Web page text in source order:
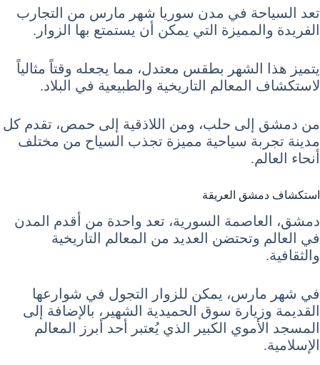
تعد السياحة في مدن سوريا شهر مارس من التجارب
الفريدة والمميزة التي يمكن أن يستمتع بها الزوار.
يتميز هذا الشهر بطقس معتدل، مما يجعله وقتاً مثالياً
لاستكشاف المعالم التاريخية والطبيعية في البلاد.
من دمشق إلى حلب، ومن اللاذقية إلى حمص، تقدم كل
مدينة تجربة سياحية مميزة تجذب السياح من مختلف
أنحاء العالم.
استكشاف دمشق العريقة
دمشق، العاصمة السورية، تعد واحدة من أقدم المدن
في العالم وتحتضن العديد من المعالم التاريخية
والثقافية.
في شهر مارس، يمكن للزوار التجول في شوارعها
القديمة وزيارة سوق الحميدية الشهير، بالإضافة إلى
المسجد الأموي الكبير الذي يُعتبر أحد أبرز المعالم
الإسلامية.